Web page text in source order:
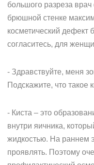
большого разреза
брюшной стенке
косметический дефект
согласитесь, для
- Здравствуйте, меня
Подскажите, что такое
- Киста – это
внутри яичника,
жидкостью. На раннем
проявлять. Поэтому